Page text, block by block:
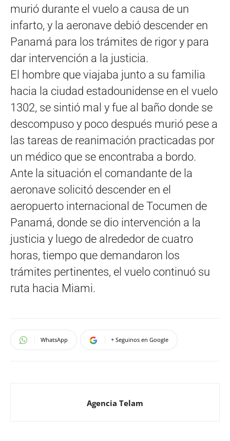
murió durante el vuelo a causa de un
infarto, y la aeronave debió descender en
Panamá para los trámites de rigor y para
dar intervención a la justicia.
El hombre que viajaba junto a su familia
hacia la ciudad estadounidense en el vuelo
1302, se sintió mal y fue al baño donde se
descompuso y poco después murió pese a
las tareas de reanimación practicadas por
un médico que se encontraba a bordo.
Ante la situación el comandante de la
aeronave solicitó descender en el
aeropuerto internacional de Tocumen de
Panamá, donde se dio intervención a la
justicia y luego de alrededor de cuatro
horas, tiempo que demandaron los
trámites pertinentes, el vuelo continuó su
ruta hacia Miami.
WhatsApp + Seguinos en Google
Agencia Telam